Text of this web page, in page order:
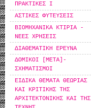
ΠΡΑΚΤΙΚΕΣ Ι
ΑΣΤΙΚΕΣ ΦΥΤΕΥΣΕΙΣ
ΒΙΟΜΗΧΑΝΙΚΑ ΚΤΙΡΙΑ -
ΝΕΕΣ ΧΡΗΣΕΙΣ
ΔΙΑΘΕΜΑΤΙΚΗ ΕΡΕΥΝΑ
ΔΟΜΙΚΟΙ [ΜΕΤΑ]-
ΣΧΗΜΑΤΙΣΜΟΙ
ΕΙΔΙΚΑ ΘΕΜΑΤΑ ΘΕΩΡΙΑΣ
ΚΑΙ ΚΡΙΤΙΚΗΣ ΤΗΣ
ΑΡΧΙΤΕΚΤΟΝΙΚΗΣ ΚΑΙ ΤΗΣ